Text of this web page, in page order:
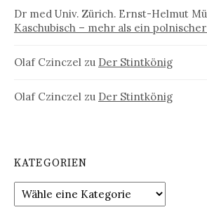
Dr med Univ. Zürich. Ernst-Helmut
Kaschubisch – mehr als ein
Olaf Czinczel zu Der Stintkönig
Olaf Czinczel zu Der Stintkönig
KATEGORIEN